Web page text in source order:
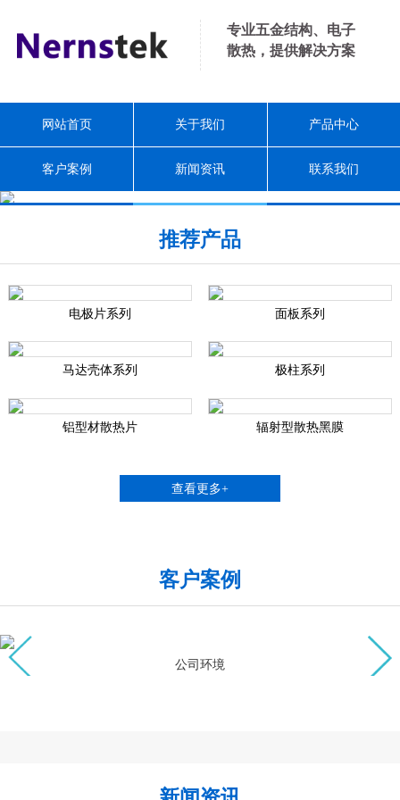
专业五金结构、电子
散热，提供解决方案
网站首页 关于我们 产品中心
客户案例 新闻资讯 联系我们
推荐产品
电极片系列 面板系列
马达壳体系列 极柱系列
铝型材散热片 辐射型散热黑膜
查看更多+
客户案例
公司环境